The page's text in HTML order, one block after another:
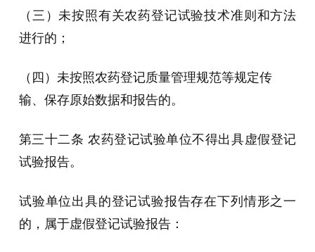
（三）未按照有关农药登记试验技术准则和方法
进行的；
（四）未按照农药登记质量管理规范等规定传
输、保存原始数据和报告的。
第三十二条 农药登记试验单位不得出具虚假登记
试验报告。
试验单位出具的登记试验报告存在下列情形之一
的，属于虚假登记试验报告：